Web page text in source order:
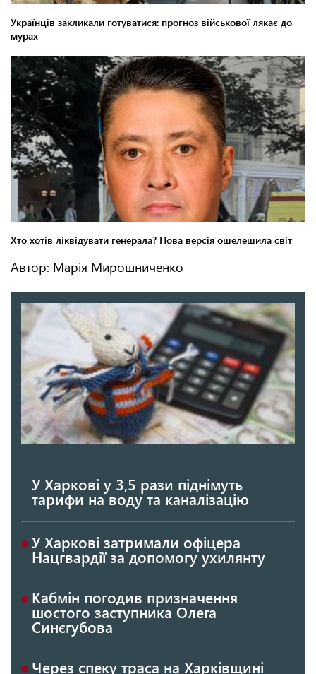
Автор: Марія Мирошниченко
У Харкові у 3,5 рази піднімуть
тарифи на воду та каналізацію
У Харкові затримали офіцера
Нацгвардії за допомогу ухилянту
Кабмін погодив призначення
шостого заступника Олега
Синєгубова
Через спеку траса на Харківщині